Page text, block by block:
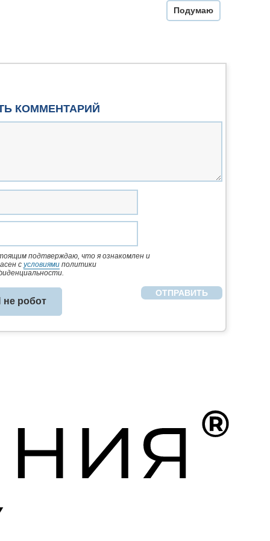
Подумаю
КОММЕНТАРИЙ
подтверждаю, что я ознакомлен и
с условиями политики
нe рoбoт